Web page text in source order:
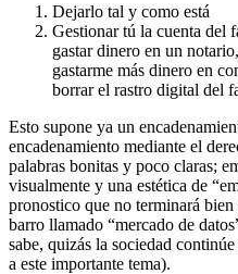
Dejarlo tal y como está
Gestionar tú la cuenta del
gastar dinero en un
gastarme más dinero en
borrar el rastro digital del
Esto supone ya un
encadenamiento mediante el
palabras bonitas y poco claras;
visualmente y una estética de
pronostico que no terminará
barro llamado “mercado de
sabe, quizás la sociedad
a este importante tema).